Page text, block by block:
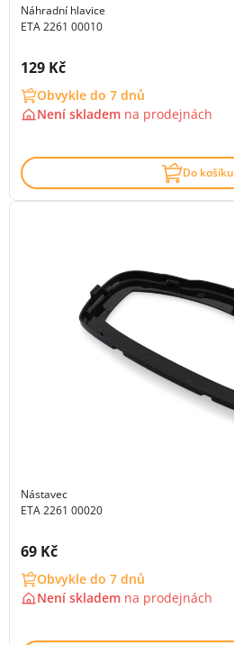
Náhradní hlavice
ETA 2261 00010
Cena s DPH:
129 Kč
Obvykle do 7 dnů
Není skladem na prodejnách
Do košíku
Nástavec
ETA 2261 00020
Cena s DPH:
69 Kč
Obvykle do 7 dnů
Není skladem na prodejnách